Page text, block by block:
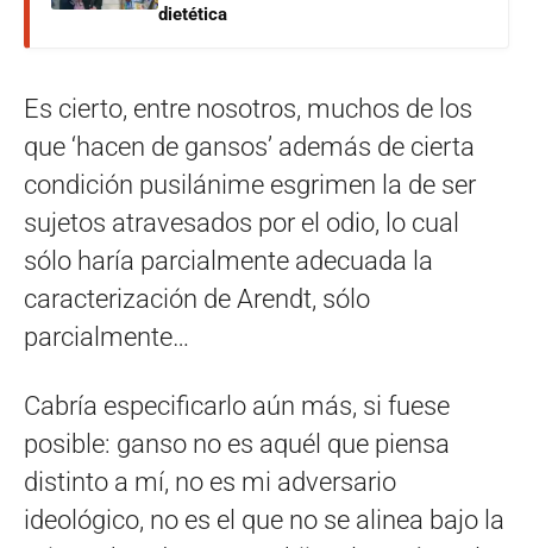
dietética
Es cierto, entre nosotros, muchos de los
que ‘hacen de gansos’ además de cierta
condición pusilánime esgrimen la de ser
sujetos atravesados por el odio, lo cual
sólo haría parcialmente adecuada la
caracterización de Arendt, sólo
parcialmente…
Cabría especificarlo aún más, si fuese
posible: ganso no es aquél que piensa
distinto a mí, no es mi adversario
ideológico, no es el que no se alinea bajo la